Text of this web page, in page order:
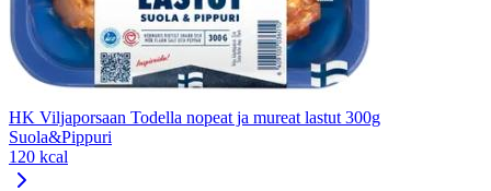
HK Viljaporsaan Todella nopeat ja mureat lastut 300g
Suola&Pippuri
120 kcal